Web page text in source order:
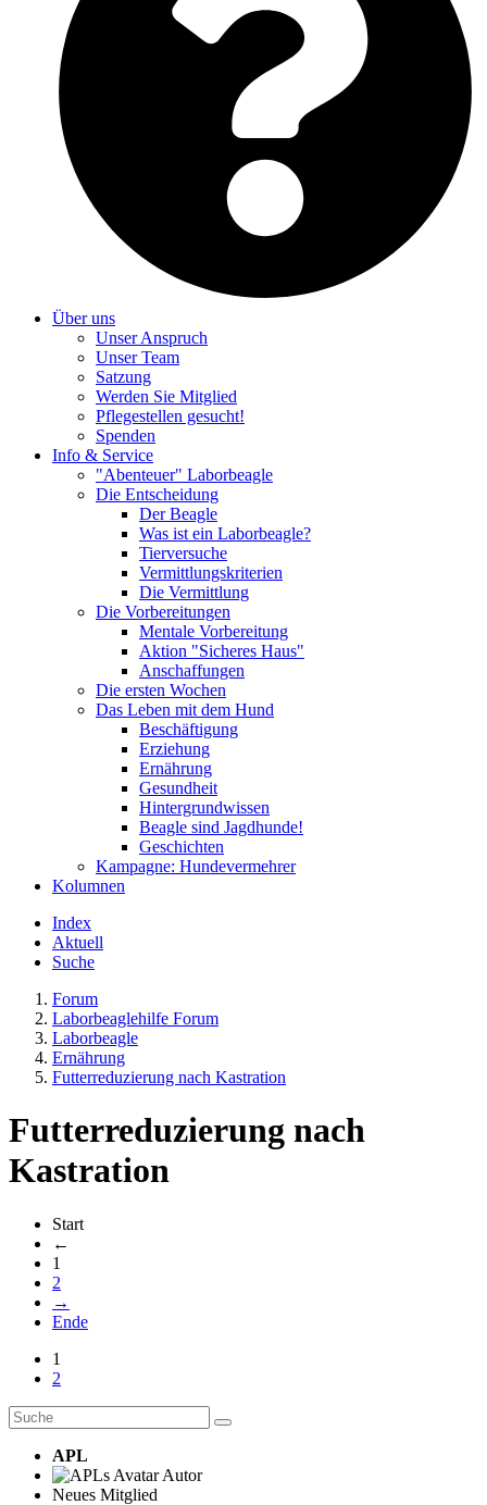
Über uns
Unser Anspruch
Unser Team
Satzung
Werden Sie Mitglied
Pflegestellen gesucht!
Spenden
Info & Service
"Abenteuer" Laborbeagle
Die Entscheidung
Der Beagle
Was ist ein Laborbeagle?
Tierversuche
Vermittlungskriterien
Die Vermittlung
Die Vorbereitungen
Mentale Vorbereitung
Aktion "Sicheres Haus"
Anschaffungen
Die ersten Wochen
Das Leben mit dem Hund
Beschäftigung
Erziehung
Ernährung
Gesundheit
Hintergrundwissen
Beagle sind Jagdhunde!
Geschichten
Kampagne: Hundevermehrer
Kolumnen
Index
Aktuell
Suche
Forum
Laborbeaglehilfe Forum
Laborbeagle
Ernährung
Futterreduzierung nach Kastration
Futterreduzierung nach
Kastration
Start
←
1
2
→
Ende
1
2
APL
Autor
Neues Mitglied